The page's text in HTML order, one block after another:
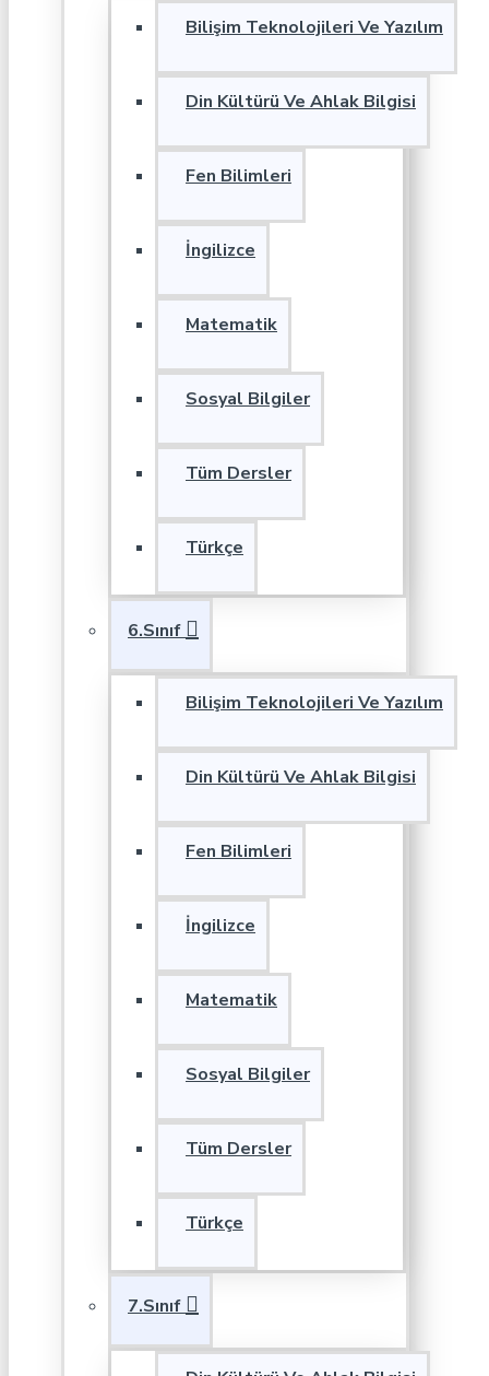
Bilişim Teknolojileri Ve Yazılım
Din Kültürü Ve Ahlak Bilgisi
Fen Bilimleri
İngilizce
Matematik
Sosyal Bilgiler
Tüm Dersler
Türkçe
6.Sınıf
Bilişim Teknolojileri Ve Yazılım
Din Kültürü Ve Ahlak Bilgisi
Fen Bilimleri
İngilizce
Matematik
Sosyal Bilgiler
Tüm Dersler
Türkçe
7.Sınıf